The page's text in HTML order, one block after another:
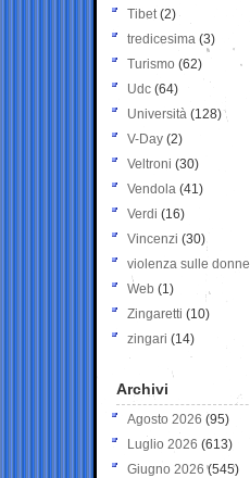
Tibet(2)
tredicesima (3)
Turismo (62)
Udc (64)
Università (128)
V-Day (2)
Veltroni (30)
Vendola (41)
Verdi (16)
Vincenzi (30)
violenza sulle donne
Web (1)
Zingaretti (10)
zingari (14)
Archivi
Agosto 2026 (95)
Luglio 2026 (613)
Giugno 2026 (545)